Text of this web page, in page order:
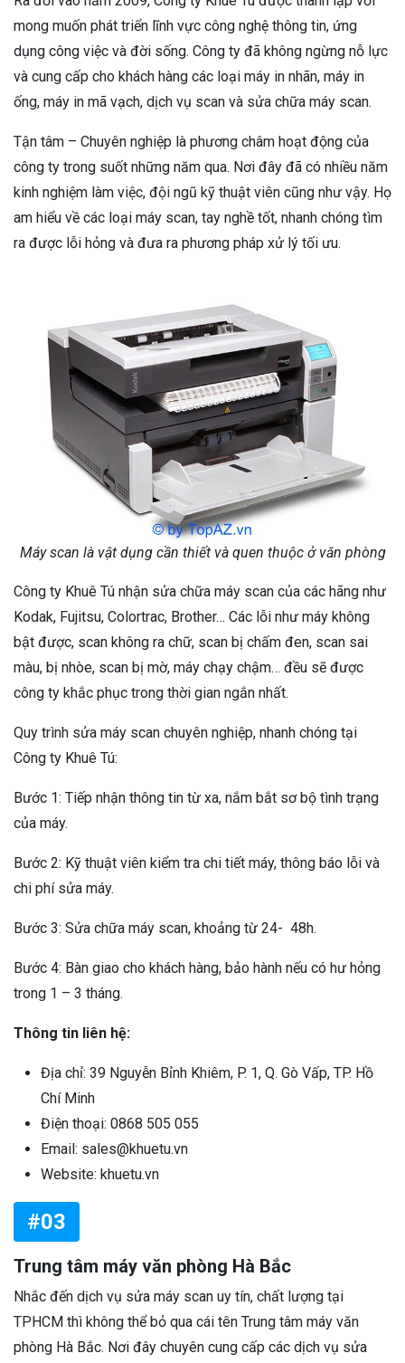
mong muốn phát triển lĩnh vực công nghệ thông tin, ứng
dụng công việc và đời sống. Công ty đã không ngừng nỗ lực
và cung cấp cho khách hàng các loại máy in nhãn, máy in
ống, máy in mã vạch, dịch vụ scan và sửa chữa máy scan.
Tận tâm – Chuyên nghiệp là phương châm hoạt động của
công ty trong suốt những năm qua. Nơi đây đã có nhiều năm
kinh nghiệm làm việc, đội ngũ kỹ thuật viên cũng như vậy. Họ
am hiểu về các loại máy scan, tay nghề tốt, nhanh chóng tìm
ra được lỗi hỏng và đưa ra phương pháp xử lý tối ưu.
Máy scan là vật dụng cần thiết và quen thuộc ở văn phòng
Công ty Khuê Tú nhận sửa chữa máy scan của các hãng như
Kodak, Fujitsu, Colortrac, Brother… Các lỗi như máy không
bật được, scan không ra chữ, scan bị chấm đen, scan sai
màu, bị nhòe, scan bị mờ, máy chạy chậm… đều sẽ được
công ty khắc phục trong thời gian ngắn nhất.
Quy trình sửa máy scan chuyên nghiệp, nhanh chóng tại
Công ty Khuê Tú:
Bước 1: Tiếp nhận thông tin từ xa, nắm bắt sơ bộ tình trạng
của máy.
Bước 2: Kỹ thuật viên kiểm tra chi tiết máy, thông báo lỗi và
chi phí sửa máy.
Bước 3: Sửa chữa máy scan, khoảng từ 24- 48h.
Bước 4: Bàn giao cho khách hàng, bảo hành nếu có hư hỏng
trong 1 – 3 tháng.
Thông tin liên hệ:
Địa chỉ: 39 Nguyễn Bỉnh Khiêm, P. 1, Q. Gò Vấp, TP. Hồ
Chí Minh
Điện thoại: 0868 505 055
Email: sales@khuetu.vn
Website: khuetu.vn
#03
Trung tâm máy văn phòng Hà Bắc
Nhắc đến dịch vụ sửa máy scan uy tín, chất lượng tại
TPHCM thì không thể bỏ qua cái tên Trung tâm máy văn
phòng Hà Bắc. Nơi đây chuyên cung cấp các dịch vụ sửa